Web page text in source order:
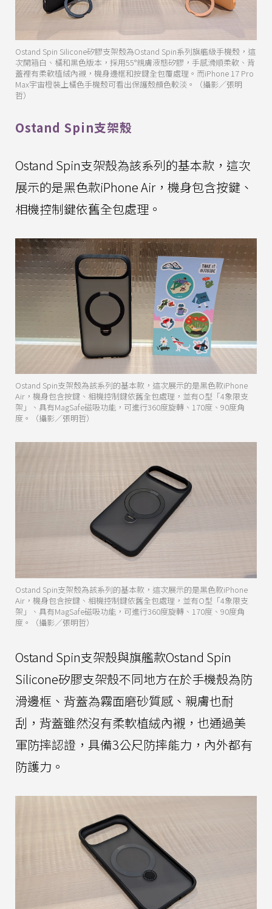
Ostand Spin Silicone矽膠支架殼為Ostand Spin系列旗艦級手機殼，這
次開箱白、橘和黑色版本，採用55°親膚液態矽膠，手感滑順柔軟、背
蓋裡有柔軟植絨內襯，機身邊框和按鍵全包覆處理。而iPhone 17 Pro
Max宇宙橙裝上橘色手機殼可看出保護殼顏色較淡。（攝影／張明
哲）
Ostand Spin支架殼
Ostand Spin支架殼為該系列的基本款，這次
展示的是黑色款iPhone Air，機身包含按鍵、
相機控制鍵依舊全包處理。
Ostand Spin支架殼為該系列的基本款，這次展示的是黑色款iPhone
Air，機身包含按鍵、相機控制鍵依舊全包處理，並有O型「4象限支
架」、具有MagSafe磁吸功能，可進行360度旋轉、170度、90度角
度。（攝影／張明哲）
Ostand Spin支架殼為該系列的基本款，這次展示的是黑色款iPhone
Air，機身包含按鍵、相機控制鍵依舊全包處理，並有O型「4象限支
架」、具有MagSafe磁吸功能，可進行360度旋轉、170度、90度角
度。（攝影／張明哲）
Ostand Spin支架殼與旗艦款Ostand Spin
Silicone矽膠支架殼不同地方在於手機殼為防
滑邊框、背蓋為霧面磨砂質感、親膚也耐
刮，背蓋雖然沒有柔軟植絨內襯，也通過美
軍防摔認證，具備3公尺防摔能力，內外都有
防護力。